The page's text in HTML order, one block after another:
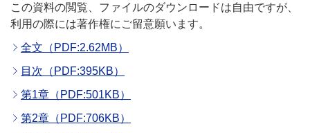
この資料の閲覧、ファイルのダウンロードは自由ですが、
利用の際には著作権にご留意願います。
全文（PDF:2.62MB）
目次（PDF:395KB）
第1章（PDF:501KB）
第2章（PDF:706KB）